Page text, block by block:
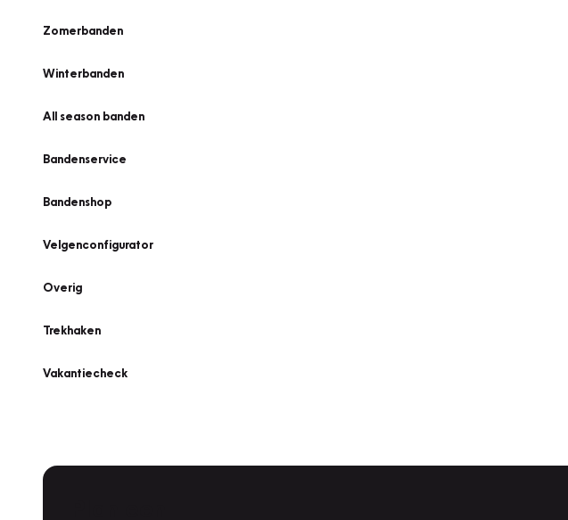
Zomerbanden
Winterbanden
All season banden
Bandenservice
Bandenshop
Velgenconfigurator
Overig
Trekhaken
Vakantiecheck